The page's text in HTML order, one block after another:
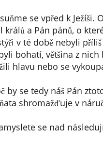
se vpřed k
králů a Pán pánů, o
v té době nebyli
bohatí, většina z
hlavu nebo se
by se tedy náš Pán
shromažďuje v
se nad